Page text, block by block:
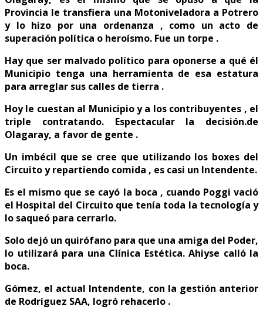
Provincia le transfiera una Motoniveladora a Potrero
y lo hizo por una ordenanza , como un acto de
superación política o heroísmo. Fue un torpe .
Hay que ser malvado político para oponerse a qué él
Municipio tenga una herramienta de esa estatura
para arreglar sus calles de tierra .
Hoy le cuestan al Municipio y a los contribuyentes , el
triple contratando. Espectacular la decisión.de
Olagaray, a favor de gente .
Un imbécil que se cree que utilizando los boxes del
Circuito y repartiendo comida , es casi un Intendente.
Es el mismo que se cayó la boca , cuando Poggi vació
el Hospital del Circuito que tenía toda la tecnología y
lo saqueó para cerrarlo.
Solo dejó un quirófano para que una amiga del Poder,
lo utilizará para una Clínica Estética. Ahiyse calló la
boca.
Gómez, el actual Intendente, con la gestión anterior
de Rodríguez SAA, logró rehacerlo .